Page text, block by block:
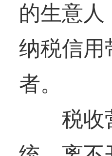
的生意人
纳税信用
者。
税收营